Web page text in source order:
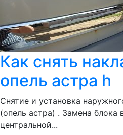
Как снять
опель астра h
Снятие и установка
(опель астра) . Замена блока
центральной...